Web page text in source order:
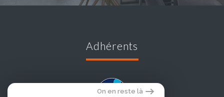
adhérents
On en reste là